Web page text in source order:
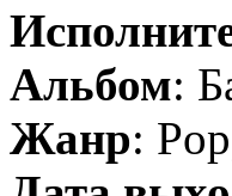
Альбом:
Жанр: